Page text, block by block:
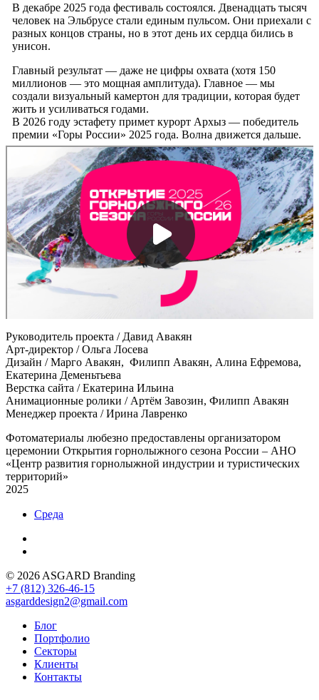
В декабре 2025 года фестиваль состоялся. Двенадцать тысяч
человек на Эльбрусе стали единым пульсом. Они приехали с
разных концов страны, но в этот день их сердца бились в
унисон.
Главный результат — даже не цифры охвата (хотя 150
миллионов — это мощная амплитуда). Главное — мы
создали визуальный камертон для традиции, которая будет
жить и усиливаться годами.
В 2026 году эстафету примет курорт Архыз — победитель
премии «Горы России» 2025 года. Волна движется дальше.
Руководитель проекта / Давид Авакян
Арт-директор / Ольга Лосева
Дизайн / Марго Авакян, Филипп Авакян, Алина Ефремова,
Екатерина Деменьтьева
Верстка сайта / Екатерина Ильина
Анимационные ролики / Артём Завозин, Филипп Авакян
Менеджер проекта / Ирина Лавренко
Фотоматериалы любезно предоставлены организатором
церемонии Открытия горнолыжного сезона России – АНО
«Центр развития горнолыжной индустрии и туристических
территорий»
2025
Среда
© 2026 ASGARD Branding
+7 (812) 326-46-15
asgarddesign2@gmail.com
Блог
Портфолио
Секторы
Клиенты
Контакты